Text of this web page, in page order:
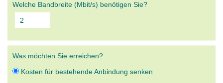
Welche Bandbreite (Mbit/s) benötigen Sie?
Was möchten Sie erreichen?
Kosten für bestehende Anbindung senken